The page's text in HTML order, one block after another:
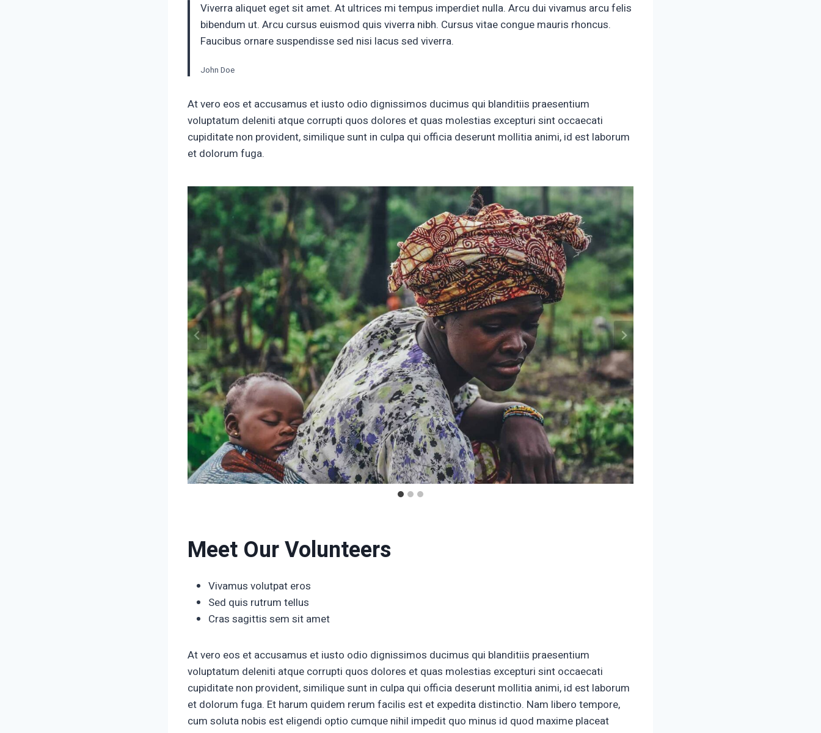
Viverra aliquet eget sit amet. At ultrices mi tempus imperdiet nulla. Arcu dui vivamus arcu felis
bibendum ut. Arcu cursus euismod quis viverra nibh. Cursus vitae congue mauris rhoncus.
Faucibus ornare suspendisse sed nisi lacus sed viverra.
John Doe
At vero eos et accusamus et iusto odio dignissimos ducimus qui blanditiis praesentium
voluptatum deleniti atque corrupti quos dolores et quas molestias excepturi sint occaecati
cupiditate non provident, similique sunt in culpa qui officia deserunt mollitia animi, id est laborum
et dolorum fuga.
Meet Our Volunteers
Vivamus volutpat eros
Sed quis rutrum tellus
Cras sagittis sem sit amet
At vero eos et accusamus et iusto odio dignissimos ducimus qui blanditiis praesentium
voluptatum deleniti atque corrupti quos dolores et quas molestias excepturi sint occaecati
cupiditate non provident, similique sunt in culpa qui officia deserunt mollitia animi, id est laborum
et dolorum fuga. Et harum quidem rerum facilis est et expedita distinctio. Nam libero tempore,
cum soluta nobis est eligendi optio cumque nihil impedit quo minus id quod maxime placeat